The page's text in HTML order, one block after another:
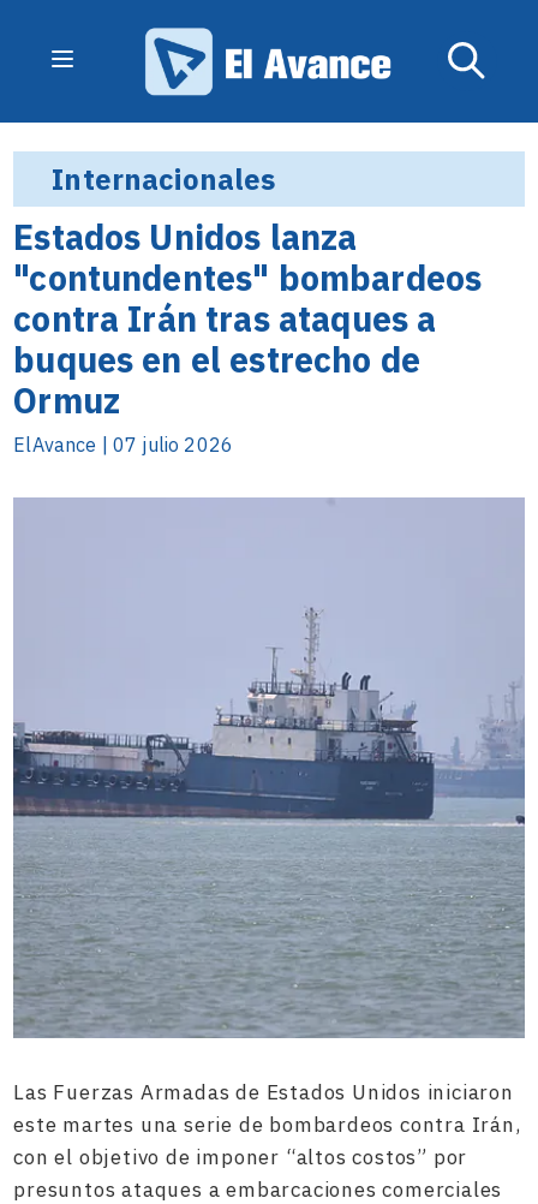
Internacionales
Estados Unidos lanza
"contundentes" bombardeos
contra Irán tras ataques a
buques en el estrecho de
Ormuz
ElAvance | 07 julio 2026
Las Fuerzas Armadas de Estados Unidos iniciaron
este martes una serie de bombardeos contra Irán,
con el objetivo de imponer “altos costos” por
presuntos ataques a embarcaciones comerciales